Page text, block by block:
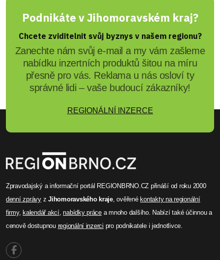
Podnikáte v Jihomoravském kraj?
Chcete zviditelnit svůj byznys v našem regionu?
Zanechte nám svůj e-mail a my vám zašleme
nabídku inzertních produktů šitou na míru
přesně pro vás. Reklama u nás osloví ty
správné lidi – vaše budoucí zákazníky!
REGIONÁLNÍ INZERCE
Zpravodajský a informační portál REGIONBRNO.CZ přináší od roku 2000
denní zprávyzJihomoravského kraje, ověřené kontakty na regionální
firmy, kalendář akcí,nabídky prácea mnoho dalšího. Nabízí také účinnou a
cenově dostupnou regionální inzerci pro podnikatele i jednotlivce.